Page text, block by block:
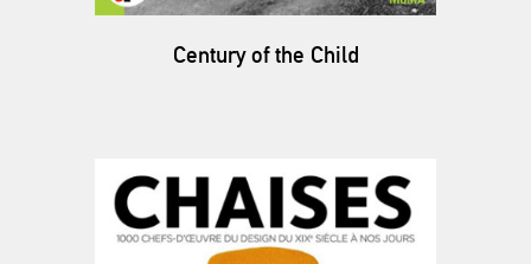
Century of the Child